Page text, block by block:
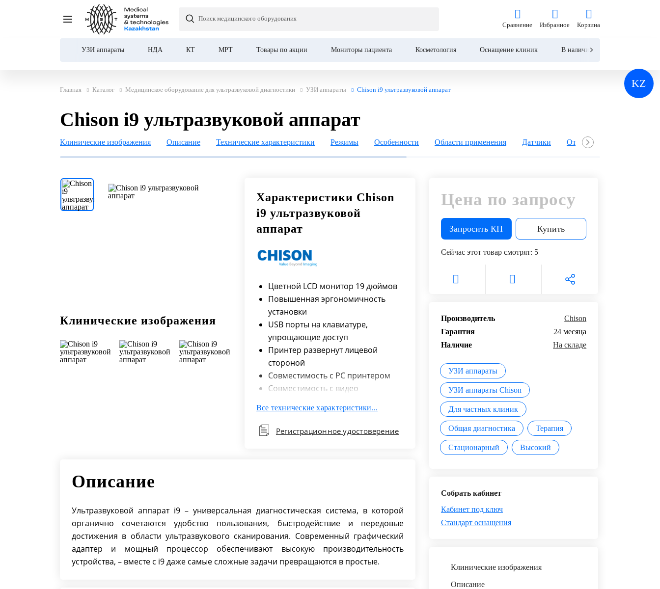
KZ
Поиск медицинского оборудования
Сравнение
Сравнение
Избранное Корзина
УЗИ аппараты НДА КТ МРТ Товары по акции Мониторы пациента Косметология Оснащение клиник В наличии
Главная Каталог Медицинское оборудование для ультразвуковой диагностики УЗИ аппараты Chison i9 ультразвуковой аппарат
Chison i9 ультразвуковой аппарат
Купить
Chison i9 ультразвуковой аппарат
Клинические изображения Описание Технические характеристики Режимы Особенности Области применения Датчики Отзывы
Клинические изображения
Характеристики Chison
i9 ультразвуковой
аппарат
Цветной LCD монитор 19 дюймов
Повышенная эргономичность
установки
USB порты на клавиатуре,
упрощающие доступ
Принтер развернут лицевой
стороной
Совместимость с PC принтером
Совместимость с видео
4 роликовых колеса
DICOM 3.0 (опция)
Подсветка клавиатуры
изображения)
Все технические характеристики...
Регистрационное удостоверение
Описание
Ультразвуковой аппарат i9 – универсальная диагностическая система, в которой
органично сочетаются удобство пользования, быстродействие и передовые
достижения в области ультразвукового сканирования. Современный графический
адаптер и мощный процессор обеспечивают высокую производительность
устройства, – вместе с i9 даже самые сложные задачи превращаются в простые.
Цена по запросу
Запросить КП Купить
Сейчас этот товар смотрят: 5
Производитель
Chison
Гарантия
24 месяца
Наличие
На складе
УЗИ аппараты
УЗИ аппараты Chison
Для частных клиник
Общая диагностика Терапия
Стационарный Высокий
Собрать кабинет
Кабинет под ключ
Стандарт оснащения
Клинические изображения
Описание